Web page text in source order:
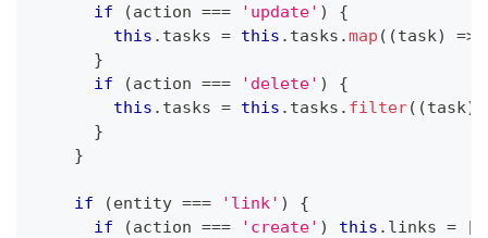
if
(action === 'update' )
{
this . tasks = this . tasks .map ( (task) =>
}
if
(action === 'delete' )
{
this . tasks = this . tasks . filter( (task)
}
}
if (entity === 'link' )
{
if
(action === 'create' ) this . links = [